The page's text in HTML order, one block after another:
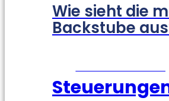
Wie sieht die
Backstube